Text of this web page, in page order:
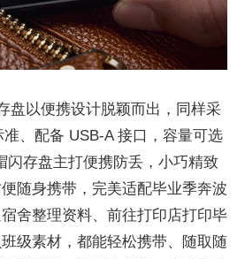
盘以便携设计脱颖而出，同样采
、配备 USB-A 接口，容量可选
闪存盘主打便携防丢，小巧精致
随身携带，完美适配毕业季奔波
舍整理资料、前往打印店打印毕
级素材，都能轻松携带、随取随